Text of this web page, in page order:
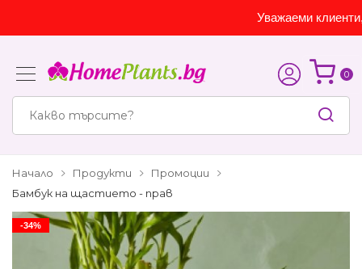
Уважаеми клиенти,
0
Начало Продукти
Промоции
Бамбук на щастието - прав
-34%